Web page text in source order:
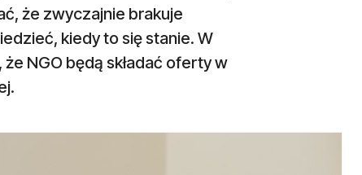
że zwyczajnie brakuje
kiedy to się stanie. W
NGO będą składać oferty w